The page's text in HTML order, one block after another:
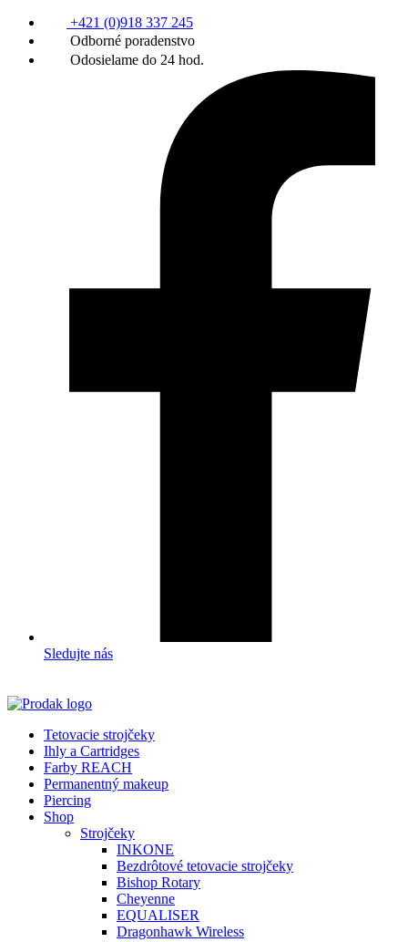
+421 (0)918 337 245
Odborné poradenstvo
Odosielame do 24 hod.
Sledujte nás
Tetovacie strojčeky
Ihly a Cartridges
Farby REACH
Permanentný makeup
Piercing
Shop
Strojčeky
INKONE
Bezdrôtové tetovacie strojčeky
Bishop Rotary
Cheyenne
EQUALISER
Dragonhawk Wireless